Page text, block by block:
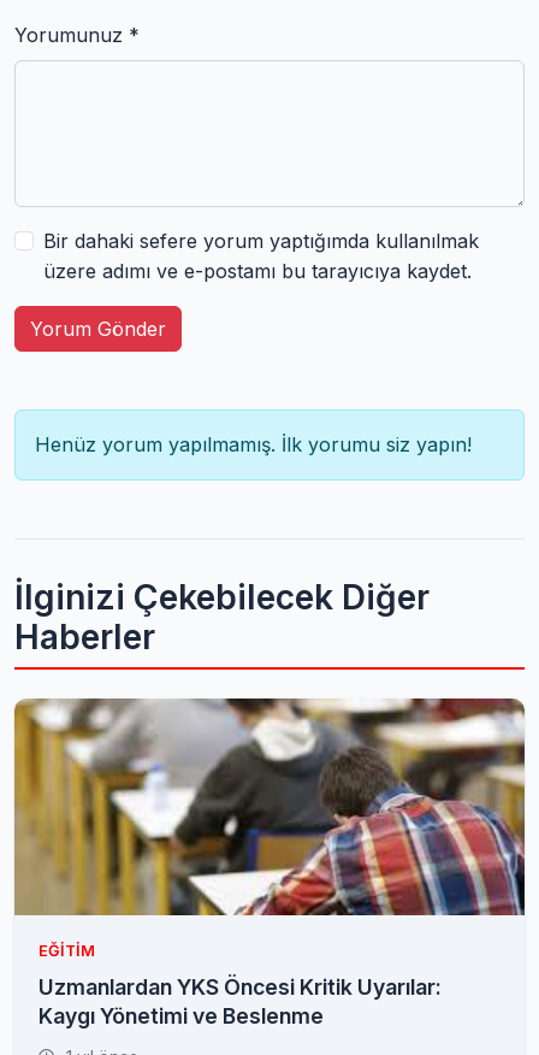
Yorumunuz *
Bir dahaki sefere yorum yaptığımda kullanılmak
üzere adımı ve e-postamı bu tarayıcıya kaydet.
Yorum Gönder
Henüz yorum yapılmamış. İlk yorumu siz yapın!
İlginizi Çekebilecek Diğer
Haberler
EĞITIM
Uzmanlardan YKS Öncesi Kritik Uyarılar:
Kaygı Yönetimi ve Beslenme